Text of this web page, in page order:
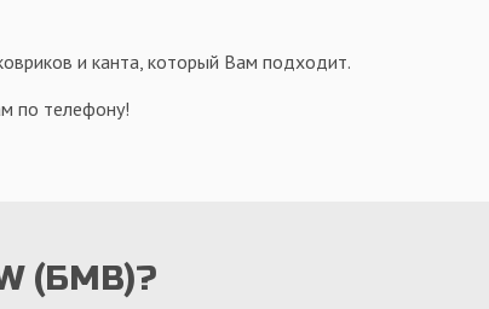
и канта, который Вам подходит.
по телефону!
(БМВ)?